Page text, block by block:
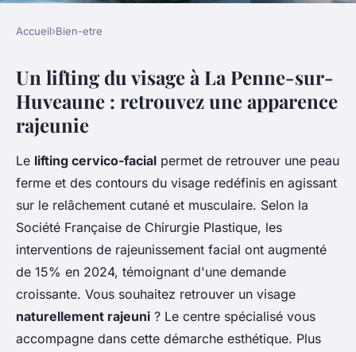
Rajeunissez votre visage avec
le lifting à la penne sur
huveaune
Gabrielle• 15 novembre 2025•5 min de lecture
Accueil›Bien-etre
Un lifting du visage à La Penne-sur-
Huveaune : retrouvez une apparence
rajeunie
Le lifting cervico-facial permet de retrouver une peau
ferme et des contours du visage redéfinis en agissant
sur le relâchement cutané et musculaire. Selon la
Société Française de Chirurgie Plastique, les
interventions de rajeunissement facial ont augmenté
de 15% en 2024, témoignant d'une demande
croissante. Vous souhaitez retrouver un visage
naturellement rajeuni ? Le centre spécialisé vous
accompagne dans cette démarche esthétique. Plus